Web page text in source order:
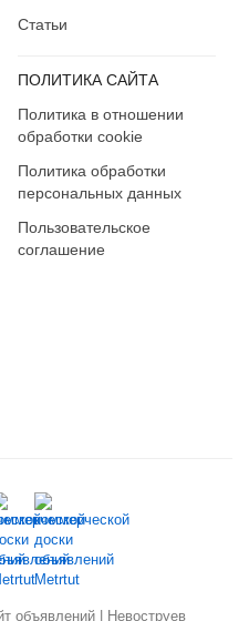
Статьи
ПОЛИТИКА САЙТА
Политика в отношении
обработки cookie
Политика обработки
персональных данных
Пользовательское
соглашение
объявлений | Невоструев